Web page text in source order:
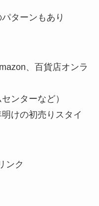
ターンもあり
、百貨店オンラ
ンターなど）
けの初売りスタイ
ンク